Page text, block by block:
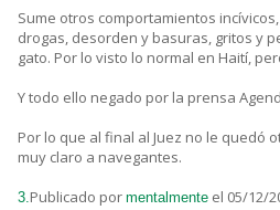
Sume otros comportamientos
drogas, desorden y basuras, gritos y
gato. Por lo visto lo normal en Haití,
Y todo ello negado por la prensa
Por lo que al final al Juez no le quedó
muy claro a navegantes.
3. Publicado por mentalmente el 05/12/